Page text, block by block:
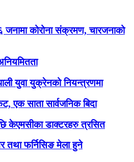
जनामा कोरोना संक्रमण, चारजनाको
युवा युक्रेनको नियन्त्रणमा
एक साता सार्वजनिक बिदा
केएमसीका डाक्टरहरु त्रसित
तथा फर्निसिङ मेला हुने